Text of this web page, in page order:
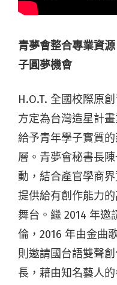
青夢會整合專業資
子圓夢機會
H.O.T. 全國校際原
方定為台灣造星計
給予青年學子實質
層。青夢會秘書長
動，結合產官學商
提供給有創作能力
舞台。繼 2014 年邀
倫，2016 年由金曲
則邀請國台語雙聲
長，藉由知名藝人